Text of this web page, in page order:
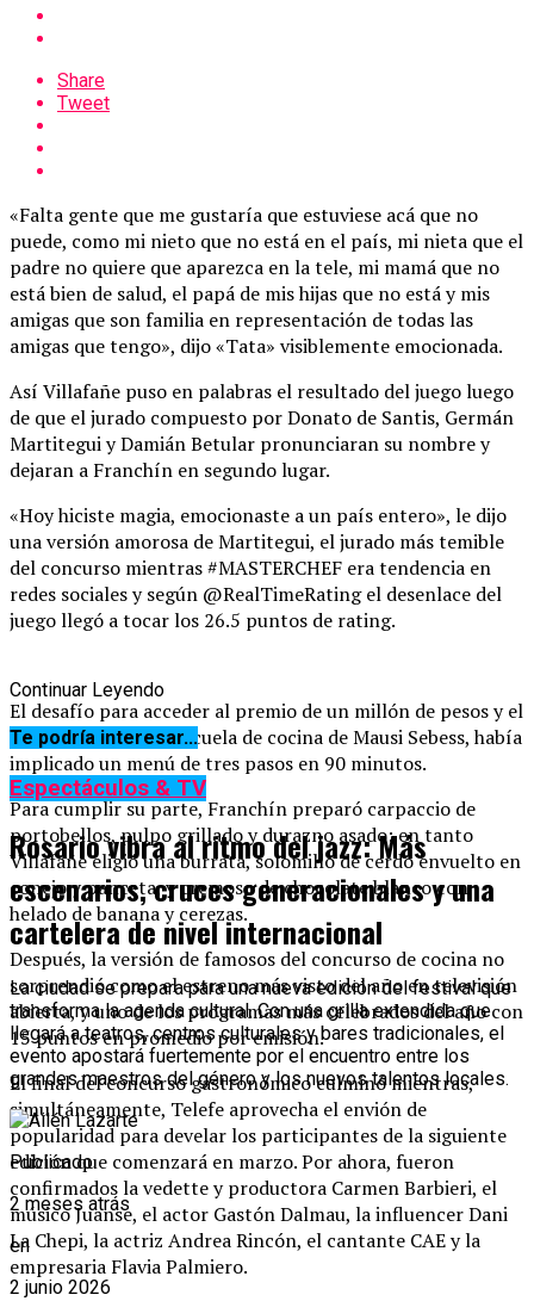
Share
Tweet
«Falta gente que me gustaría que estuviese acá que no
puede, como mi nieto que no está en el país, mi nieta que el
padre no quiere que aparezca en la tele, mi mamá que no
está bien de salud, el papá de mis hijas que no está y mis
amigas que son familia en representación de todas las
amigas que tengo», dijo «Tata» visiblemente emocionada.
Así Villafañe puso en palabras el resultado del juego luego
de que el jurado compuesto por Donato de Santis, Germán
Martitegui y Damián Betular pronunciaran su nombre y
dejaran a Franchín en segundo lugar.
«Hoy hiciste magia, emocionaste a un país entero», le dijo
una versión amorosa de Martitegui, el jurado más temible
del concurso mientras #MASTERCHEF era tendencia en
redes sociales y según @RealTimeRating el desenlace del
juego llegó a tocar los 26.5 puntos de rating.
El desafío para acceder al premio de un millón de pesos y el
año de clases en la escuela de cocina de Mausi Sebess, había
implicado un menú de tres pasos en 90 minutos.
Para cumplir su parte, Franchín preparó carpaccio de
portobellos, pulpo grillado y durazno asado; en tanto
Villafañe eligió una burrata, solomillo de cerdo envuelto en
conejo y panceta, y cremoso de chocolate blanco con
helado de banana y cerezas.
Después, la versión de famosos del concurso de cocina no
sorprendió como el estreno más visto del año en televisión
abierta, y uno de los programas más celebrados del año con
15 puntos en promedio por emisión.
El final del concurso gastronómico culminó mientras,
simultáneamente, Telefe aprovecha el envión de
popularidad para develar los participantes de la siguiente
edición que comenzará en marzo. Por ahora, fueron
confirmados la vedette y productora Carmen Barbieri, el
músico Juanse, el actor Gastón Dalmau, la influencer Dani
La Chepi, la actriz Andrea Rincón, el cantante CAE y la
empresaria Flavia Palmiero.
Continuar Leyendo
Te podría interesar...
Espectáculos & TV
Rosario vibra al ritmo del jazz: Más
escenarios, cruces generacionales y una
cartelera de nivel internacional
La ciudad se prepara para una nueva edición del festival que
transforma la agenda cultural. Con una grilla extendida que
llegará a teatros, centros culturales y bares tradicionales, el
evento apostará fuertemente por el encuentro entre los
grandes maestros del género y los nuevos talentos locales.
Publicado
2 meses atrás
en
2 junio 2026